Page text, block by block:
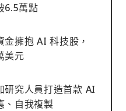
6.5萬點
擁抱 AI 科技股，
美元
研究人員打造首款 AI
、自我複製